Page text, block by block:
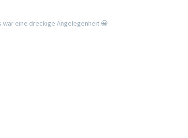
war eine dreckige Angelegenheit 😀